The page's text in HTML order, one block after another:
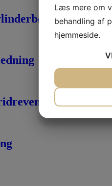
og
Læs mere om
behandling af
hjemmeside.